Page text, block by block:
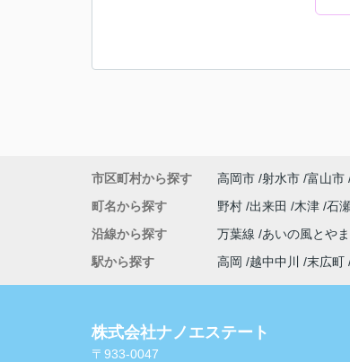
市区町村から探す 高岡市 射水市 富山市
町名から探す
野村 出来田 木津 石
沿線から探す
万葉線 あいの風とや
駅から探す
高岡 越中中川 末広町
株式会社ナノエステート
〒933-0047